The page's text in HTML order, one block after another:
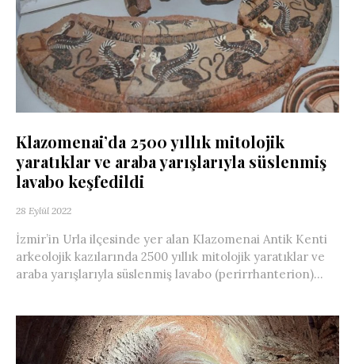
Klazomenai’da 2500 yıllık mitolojik
yaratıklar ve araba yarışlarıyla süslenmiş
lavabo keşfedildi
28 Eylül 2022
İzmir’in Urla ilçesinde yer alan Klazomenai Antik Kenti
arkeolojik kazılarında 2500 yıllık mitolojik yaratıklar ve
araba yarışlarıyla süslenmiş lavabo (perirrhanterion)...